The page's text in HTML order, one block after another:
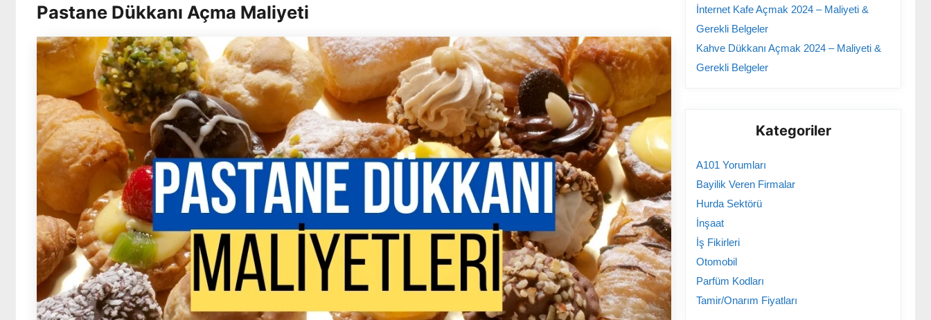
Pastane Dükkanı Açma Maliyeti
İnternet Kafe Açmak 2024 – Maliyeti &
Gerekli Belgeler
Kahve Dükkanı Açmak 2024 – Maliyeti &
Gerekli Belgeler
Kategoriler
A101 Yorumları
Bayilik Veren Firmalar
Hurda Sektörü
İnşaat
İş Fikirleri
Otomobil
Parfüm Kodları
Tamir/Onarım Fiyatları